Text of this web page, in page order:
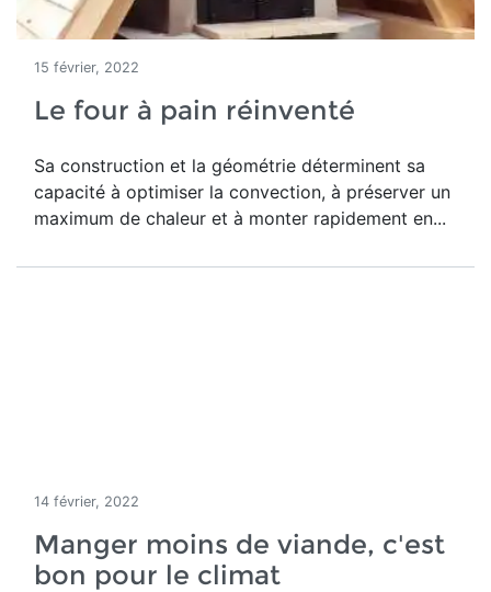
15 février, 2022
Le four à pain réinventé
Sa construction et la géométrie déterminent sa
capacité à optimiser la convection, à préserver un
maximum de chaleur et à monter rapidement en...
14 février, 2022
Manger moins de viande, c'est
bon pour le climat